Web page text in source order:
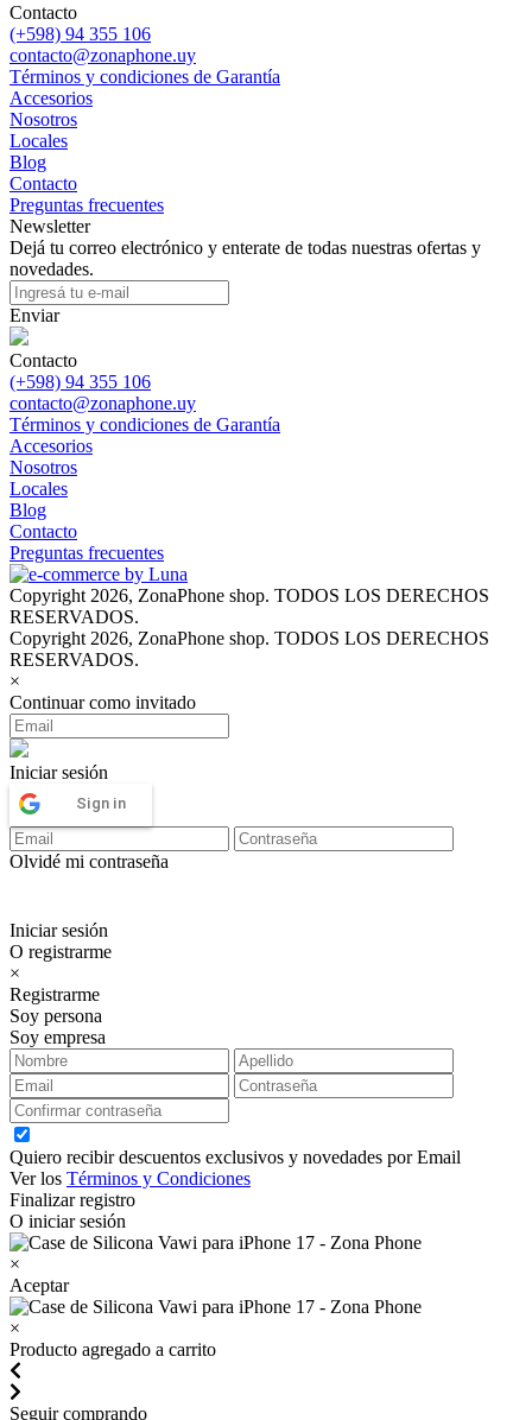
Contacto
(+598) 94 355 106
contacto@zonaphone.uy
Términos y condiciones de Garantía
Accesorios
Nosotros
Locales
Blog
Contacto
Preguntas frecuentes
Newsletter
Dejá tu correo electrónico y enterate de todas nuestras ofertas y
novedades.
Enviar
Contacto
(+598) 94 355 106
contacto@zonaphone.uy
Términos y condiciones de Garantía
Accesorios
Nosotros
Locales
Blog
Contacto
Preguntas frecuentes
Copyright 2026, ZonaPhone shop. TODOS LOS DERECHOS
RESERVADOS.
Copyright 2026, ZonaPhone shop. TODOS LOS DERECHOS
RESERVADOS.
×
Continuar como invitado
Iniciar sesión
Sign in
Olvidé mi contraseña
Iniciar sesión
O registrarme
×
Registrarme
Soy persona
Soy empresa
Quiero recibir descuentos exclusivos y novedades por Email
Ver los Términos y Condiciones
Finalizar registro
O iniciar sesión
×
Aceptar
×
Producto agregado a carrito
Seguir comprando